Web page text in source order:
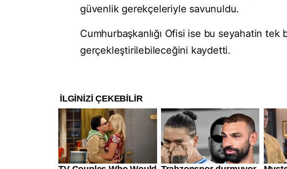
güvenlik gerekçeleriyle savunuldu.
Cumhurbaşkanlığı Ofisi ise bu seyahatin tek
gerçekleştirilebileceğini kaydetti.